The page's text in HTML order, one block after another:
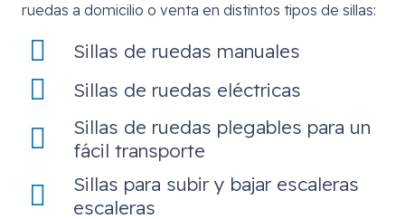
ruedas a domicilio o venta en distintos tipos de sillas:
Sillas de ruedas manuales
Sillas de ruedas eléctricas
Sillas de ruedas plegables para un
fácil transporte
Sillas para subir y bajar escaleras
escaleras